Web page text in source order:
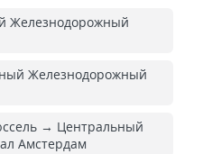
Железнодорожный
Железнодорожный
→ Центральный
Амстердам